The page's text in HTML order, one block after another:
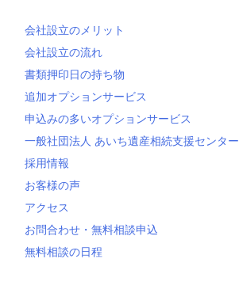
会社設立のメリット
会社設立の流れ
書類押印日の持ち物
追加オプションサービス
申込みの多いオプションサービス
一般社団法人 あいち遺産相続支援センター
採用情報
お客様の声
アクセス
お問合わせ・無料相談申込
無料相談の日程